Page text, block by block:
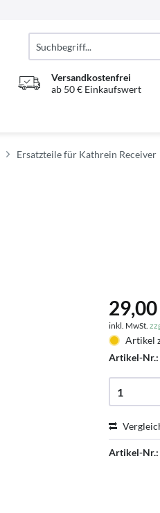
Versandkostenfrei
ab 50 € Einkaufswert
Ersatzteile für Kathrein Receiver
29,00
inkl. MwSt.
Artikel
Artikel-Nr.:
Artikel-Nr.: